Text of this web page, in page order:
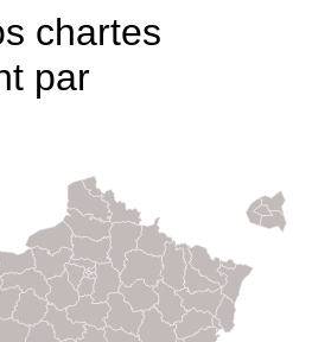
chartes
par